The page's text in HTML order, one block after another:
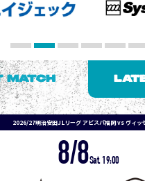
MATCH
2026/27明治安田J1リーグ アビスパ福岡 vs ヴィッ
8/8Sat. 19:00